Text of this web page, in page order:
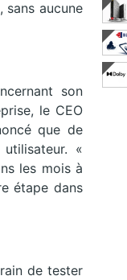
sans aucune
son
le CEO
que de
«
les mois à
étape dans
de tester